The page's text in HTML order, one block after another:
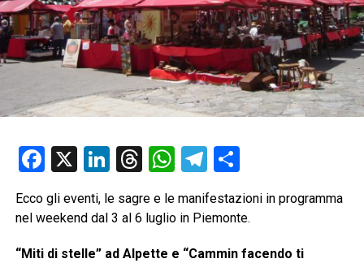
Facebook
X LinkedIn
Threads
WhatsApp
Telegram
Condividi
Ecco gli eventi, le sagre e le manifestazioni in programma
nel weekend dal 3 al 6 luglio in Piemonte.
“Miti di stelle” ad Alpette e “Cammin facendo ti